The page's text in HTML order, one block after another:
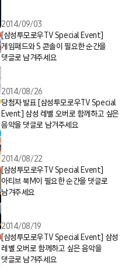
2014/09/03
[삼성투모로우TV Special Event]
게임패드와 S 콘솔이 필요한 순간을
댓글로 남겨주세요
2014/08/26
당첨자 발표 [삼성투모로우TV Special
Event] 삼성 레벨 오버로 함께하고 싶은
음악을 댓글로 남겨주세요
2014/08/22
[삼성투모로우TV Special Event]
아티브 북M이 필요한 순간을 댓글로
남겨주세요
2014/08/19
[삼성투모로우TV Special Event] 삼성
레벨 오버로 함께하고 싶은 음악을
댓글로 남겨주세요